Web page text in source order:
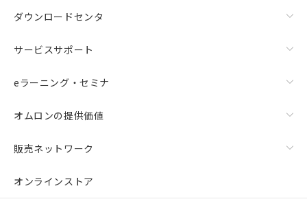
ダウンロードセンタ
サービスサポート
eラーニング・セミナ
オムロンの提供価値
販売ネットワーク
オンラインストア